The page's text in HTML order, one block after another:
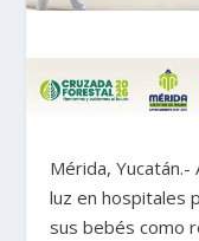
Mérida,
luz en hospitales
sus bebés como